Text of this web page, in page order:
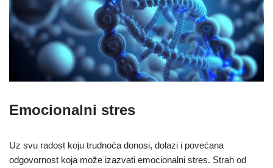
Emocionalni stres
Uz svu radost koju trudnoća donosi, dolazi i povećana
odgovornost koja može izazvati emocionalni stres. Strah od